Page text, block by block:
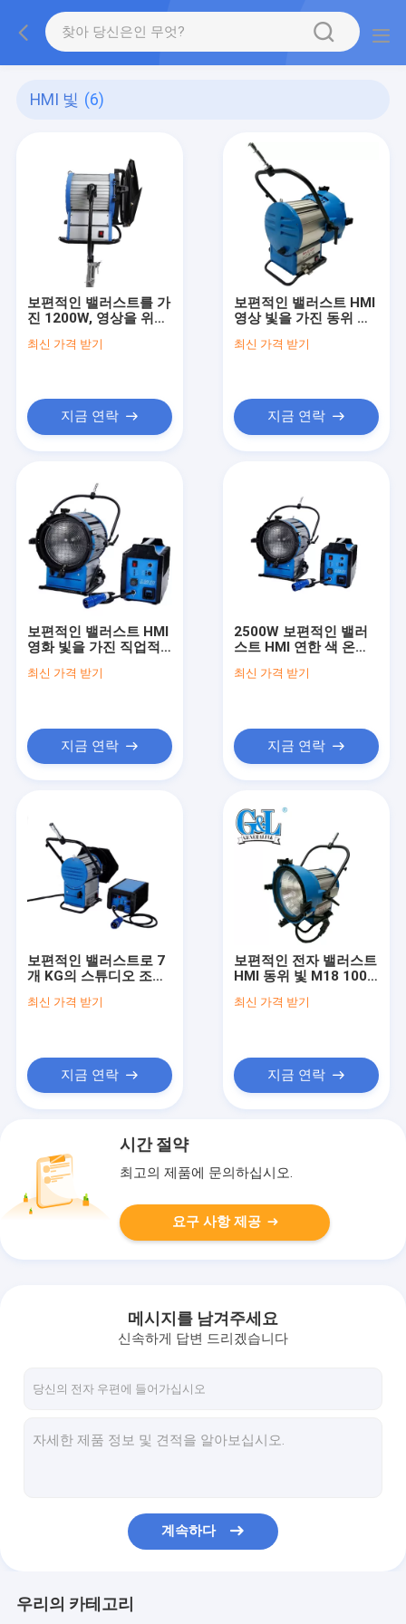
HMI 빛 (6)
보편적인 밸러스트를 가
진 1200W, 영상을 위한
스튜디오에 의하여 HMI
최신 가격 받기
지금 연락
보편적인 밸러스트 HMI
영상 빛을 가진 동위 가
화에 의하여 HMI 점화합
최신 가격 받기
지금 연락
보편적인 밸러스트 HMI
영화 빛을 가진 직업적
최신 가격 받기
지금 연락
2500W 보편적인 밸러
스트 HMI 연한 색 온도
몸 G38
최신 가격 받기
지금 연락
보편적인 밸러스트로 7
개 KG의 스튜디오 조명
575W HMI 점화합니다
최신 가격 받기
지금 연락
보편적인 전자 밸러스트
HMI 동위 빛 M18 100%
최신 가격 받기
지금 연락
시간 절약
최고의 제품에 문의하십시오.
요구 사항 제공
메시지를 남겨주세요
신속하게 답변 드리겠습니다
계속하다
우리의 카테고리